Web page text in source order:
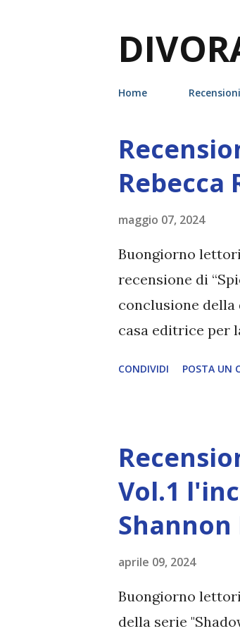
Home Recensioni
Rebecca
maggio 07, 2024
Buongiorno
recensione di
conclusione
casa editrice per
Traduttore:
gli orrori della
hanno sue notizie
avanzare
Attie v...
CONDIVIDI POSTA UN
Vol.1
Shannon
aprile 09, 2024
Buongiorno
della serie